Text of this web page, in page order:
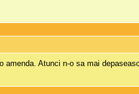
Atunci n-o sa mai